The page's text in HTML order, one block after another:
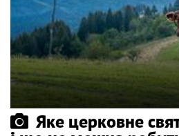
Яке церковне